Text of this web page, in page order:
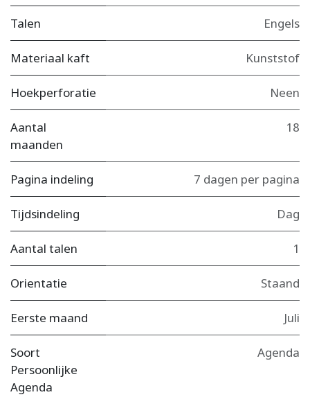
Talen Engels
Materiaal kaft Kunststof
Hoekperforatie Neen
Aantal
maanden
18
Pagina indeling 7 dagen per pagina
Tijdsindeling Dag
Aantal talen 1
Orientatie Staand
Eerste maand Juli
Soort
Persoonlijke
Agenda
Agenda